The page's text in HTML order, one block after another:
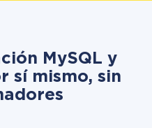
MySQL y
sí mismo, sin